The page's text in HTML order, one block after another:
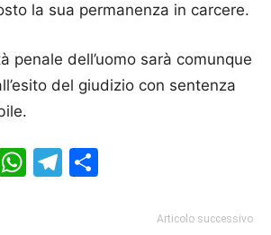
la sua permanenza in carcere.
penale dell’uomo sarà comunque
del giudizio con sentenza
WhatsApp
Telegram
Articolo successivo